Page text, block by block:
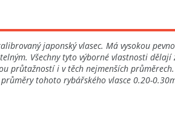
japonský vlasec. Má vysokou
Všechny tyto výborné vlastnosti
průtažností i v těch nejmenších
tohoto rybářského vlasce 0.20-